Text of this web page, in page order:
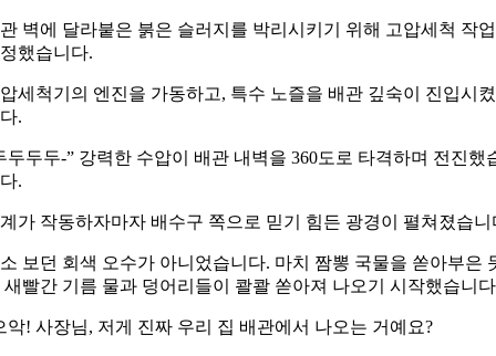
벽에 달라붙은 붉은 슬러지를 박리시키기 위해 고압세척 작
했습니다.
세척기의 엔진을 가동하고, 특수 노즐을 배관 깊숙이 진입시
.
두두두-” 강력한 수압이 배관 내벽을 360도로 타격하며 전진했
.
가 작동하자마자 배수구 쪽으로 믿기 힘든 광경이 펼쳐졌습니
보던 회색 오수가 아니었습니다. 마치 짬뽕 국물을 쏟아부은
새빨간 기름 물과 덩어리들이 콸콸 쏟아져 나오기 시작했습니
악! 사장님, 저게 진짜 우리 집 배관에서 나오는 거예요?